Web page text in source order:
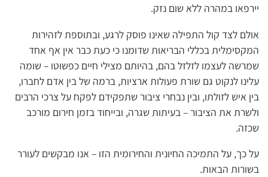
יירפאו במהרה ללא שום נזק.
אולם לצד קול התפילה שאינו פוסק לרגע, ובתוספת לזהירות
המקסימלית בכללי הבריאות שדומנו כי כעת כבר אין אף אחד
שמרשה לעצמו לזלזל בהם, בהיותם מצילי חיים כפשוטו – שומה
עלינו לנקוט גם שורת פעולות ארציות, ברמה של בין אדם לחברו,
בין איש לזולתו, ובין נבחרי ציבור שתפקידם לפקח על צרכי הרבים
ולשרת את הציבור – בעיתות שגרה, ובייחוד בזמן חירום מורכב
שכזה.
על כך, על התמיכה החיונית והחירומית הזו – אנו מבקשים לעורר
בשורות הבאות.